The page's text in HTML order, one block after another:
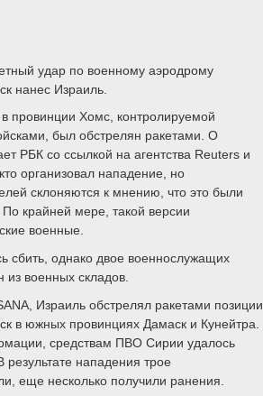
удар по военному аэродрому
нанес Израиль.
провинции Хомс, контролируемой
был обстрелян ракетами. О
РБК со ссылкой на агентства Reuters и
организовал нападение, но
склоняются к мнению, что это были
крайней мере, такой версии
военные.
сбить, однако двое военнослужащих
военных складов.
Израиль обстрелял ракетами позиции
в южных провинциях Дамаск и Кунейтра.
средствам ПВО Сирии удалось
результате нападения трое
еще несколько получили ранения.